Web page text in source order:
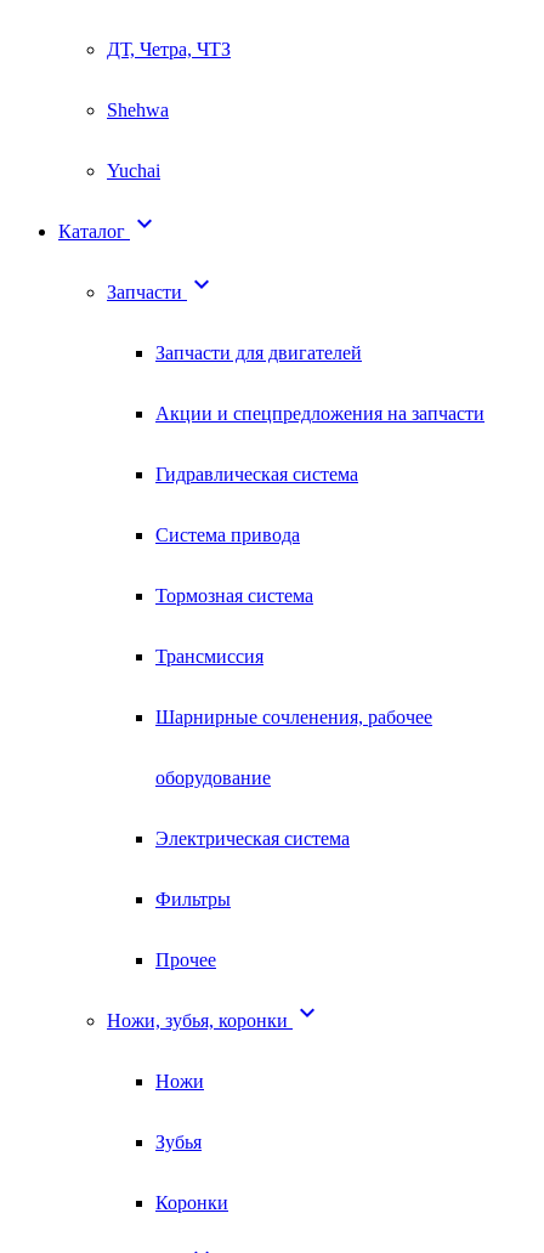
ДТ, Четра, ЧТЗ
Shehwa
Yuchai
Каталог 
Запчасти 
Запчасти для двигателей
Акции и спецпредложения на запчасти
Гидравлическая система
Система привода
Тормозная система
Трансмиссия
Шарнирные сочленения, рабочее
оборудование
Электрическая система
Фильтры
Прочее
Ножи, зубья, коронки 
Ножи
Зубья
Коронки